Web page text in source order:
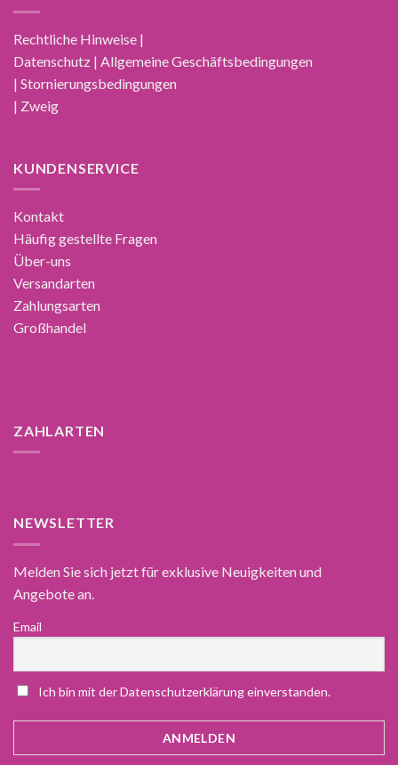
Rechtliche Hinweise |
Datenschutz | Allgemeine Geschäftsbedingungen
| Stornierungsbedingungen
| Zweig
KUNDENSERVICE
Kontakt
Häufig gestellte Fragen
Über-uns
Versandarten
Zahlungsarten
Großhandel
ZAHLARTEN
NEWSLETTER
Melden Sie sich jetzt für exklusive Neuigkeiten und
Angebote an.
Email
Ich bin mit der Datenschutzerklärung einverstanden.